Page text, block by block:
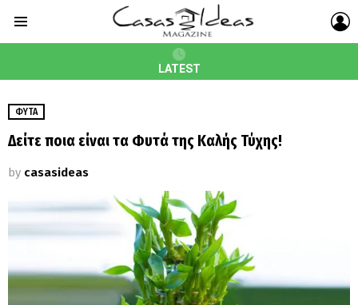
LATEST
ΦΥΤΆ
Δείτε ποια είναι τα Φυτά της Καλής Τύχης!
by casasideas